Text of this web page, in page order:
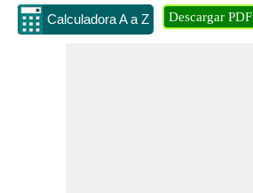
Calculadora A a Z Descargar PDF